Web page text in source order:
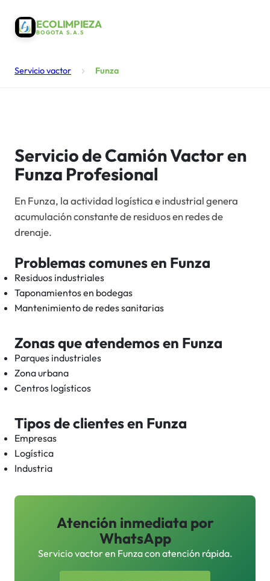
ECOLIMPIEZA
BOGOTA S.A.S
Servicio vactor Funza
Servicio de Camión Vactor en
Funza Profesional
En Funza, la actividad logística e industrial genera
acumulación constante de residuos en redes de
drenaje.
Problemas comunes en Funza
Residuos industriales
Taponamientos en bodegas
Mantenimiento de redes sanitarias
Zonas que atendemos en Funza
Parques industriales
Zona urbana
Centros logísticos
Tipos de clientes en Funza
Empresas
Logística
Industria
Atención inmediata por
WhatsApp
Servicio vactor en Funza con atención rápida.